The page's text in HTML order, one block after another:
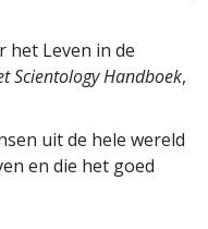
het Leven in de
Scientology Handboek,
uit de hele wereld
en die het goed